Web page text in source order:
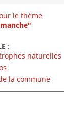
le thème
:
naturelles
la commune